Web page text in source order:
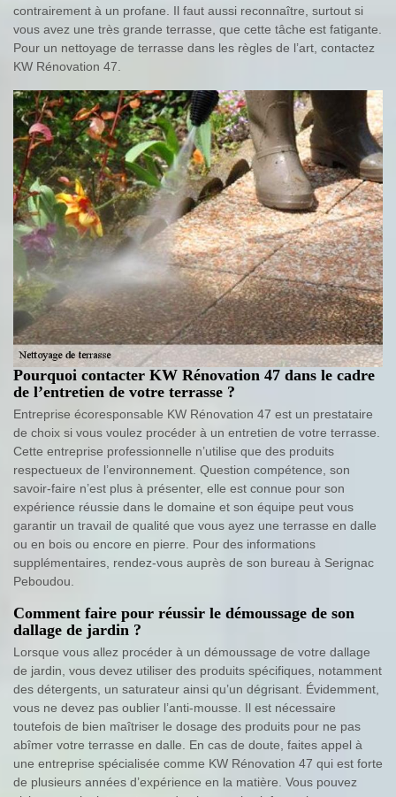
contrairement à un profane. Il faut aussi reconnaître, surtout si
vous avez une très grande terrasse, que cette tâche est fatigante.
Pour un nettoyage de terrasse dans les règles de l’art, contactez
KW Rénovation 47.
Pourquoi contacter KW Rénovation 47 dans le cadre
de l’entretien de votre terrasse ?
Entreprise écoresponsable KW Rénovation 47 est un prestataire
de choix si vous voulez procéder à un entretien de votre terrasse.
Cette entreprise professionnelle n’utilise que des produits
respectueux de l’environnement. Question compétence, son
savoir-faire n’est plus à présenter, elle est connue pour son
expérience réussie dans le domaine et son équipe peut vous
garantir un travail de qualité que vous ayez une terrasse en dalle
ou en bois ou encore en pierre. Pour des informations
supplémentaires, rendez-vous auprès de son bureau à Serignac
Peboudou.
Comment faire pour réussir le démoussage de son
dallage de jardin ?
Lorsque vous allez procéder à un démoussage de votre dallage
de jardin, vous devez utiliser des produits spécifiques, notamment
des détergents, un saturateur ainsi qu’un dégrisant. Évidemment,
vous ne devez pas oublier l’anti-mousse. Il est nécessaire
toutefois de bien maîtriser le dosage des produits pour ne pas
abîmer votre terrasse en dalle. En cas de doute, faites appel à
une entreprise spécialisée comme KW Rénovation 47 qui est forte
de plusieurs années d’expérience en la matière. Vous pouvez